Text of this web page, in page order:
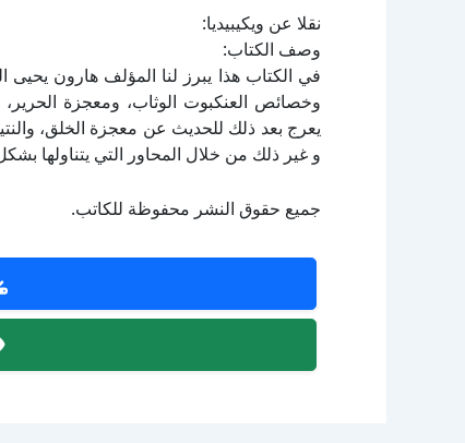
نقلا عن ويكيبيديا:
وصف الكتاب:
في الكتاب هذا يبرز لنا المؤلف هارون
وخصائص العنكبوت الوثاب، ومعجزة
يعرج بعد ذلك للحديث عن معجزة الخلق،
و غير ذلك من خلال المحاور التي يتناولها
جميع حقوق النشر محفوظة للكاتب.